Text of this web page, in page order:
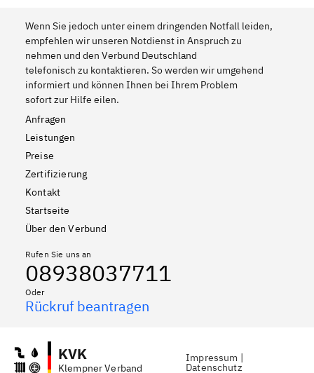
Wenn Sie jedoch unter einem dringenden Notfall leiden,
empfehlen wir unseren Notdienst in Anspruch zu
nehmen und den Verbund Deutschland
telefonisch zu kontaktieren. So werden wir umgehend
informiert und können Ihnen bei Ihrem Problem
sofort zur Hilfe eilen.
Anfragen
Leistungen
Preise
Zertifizierung
Kontakt
Startseite
Über den Verbund
Rufen Sie uns an
08938037711
Oder
Rückruf beantragen
KVK
Klempner Verband
Impressum |
Datenschutz